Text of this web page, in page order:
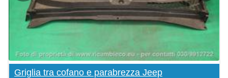
Griglia tra cofano e parabrezza Jeep